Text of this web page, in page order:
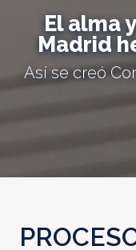
El alma
Madrid
Así se creó